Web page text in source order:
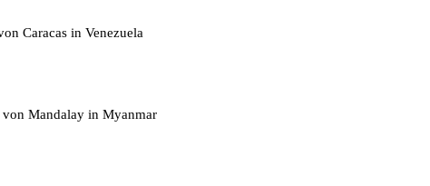
Caracas in Venezuela
von Mandalay in Myanmar